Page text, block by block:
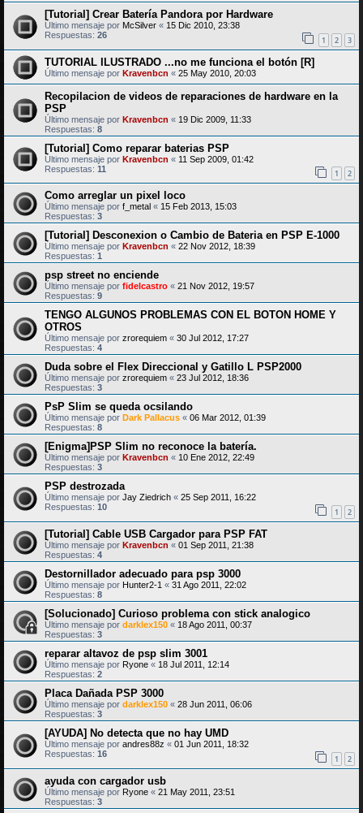
[Tutorial] Crear Batería Pandora por Hardware
Último mensaje por McSilver « 15 Dic 2010, 23:38
Respuestas: 26 1 2 3
TUTORIAL ILUSTRADO ...no me funciona el botón [R]
Último mensaje por Kravenbcn « 25 May 2010, 20:03
Recopilacion de videos de reparaciones de hardware en la
PSP
Último mensaje por Kravenbcn « 19 Dic 2009, 11:33
Respuestas: 8
[Tutorial] Como reparar baterias PSP
Último mensaje por Kravenbcn « 11 Sep 2009, 01:42
Respuestas: 11 1 2
Como arreglar un pixel loco
Último mensaje por f_metal « 15 Feb 2013, 15:03
Respuestas: 3
[Tutorial] Desconexion o Cambio de Bateria en PSP E-1000
Último mensaje por Kravenbcn « 22 Nov 2012, 18:39
Respuestas: 1
psp street no enciende
Último mensaje por fidelcastro « 21 Nov 2012, 19:57
Respuestas: 9
TENGO ALGUNOS PROBLEMAS CON EL BOTON HOME Y
OTROS
Último mensaje por zrorequiem « 30 Jul 2012, 17:27
Respuestas: 4
Duda sobre el Flex Direccional y Gatillo L PSP2000
Último mensaje por zrorequiem « 23 Jul 2012, 18:36
Respuestas: 3
PsP Slim se queda ocsilando
Último mensaje por Dark Pallacus « 06 Mar 2012, 01:39
Respuestas: 8
[Enigma]PSP Slim no reconoce la batería.
Último mensaje por Kravenbcn « 10 Ene 2012, 22:49
Respuestas: 3
PSP destrozada
Último mensaje por Jay Ziedrich « 25 Sep 2011, 16:22
Respuestas: 10 1 2
[Tutorial] Cable USB Cargador para PSP FAT
Último mensaje por Kravenbcn « 01 Sep 2011, 21:38
Respuestas: 4
Destornillador adecuado para psp 3000
Último mensaje por Hunter2-1 « 31 Ago 2011, 22:02
Respuestas: 8
[Solucionado] Curioso problema con stick analogico
Último mensaje por darklex150 « 18 Ago 2011, 00:37
Respuestas: 3
reparar altavoz de psp slim 3001
Último mensaje por Ryone « 18 Jul 2011, 12:14
Respuestas: 2
Placa Dañada PSP 3000
Último mensaje por darklex150 « 28 Jun 2011, 06:06
Respuestas: 3
[AYUDA] No detecta que no hay UMD
Último mensaje por andres88z « 01 Jun 2011, 18:32
Respuestas: 16 1 2
ayuda con cargador usb
Último mensaje por Ryone « 21 May 2011, 23:51
Respuestas: 3